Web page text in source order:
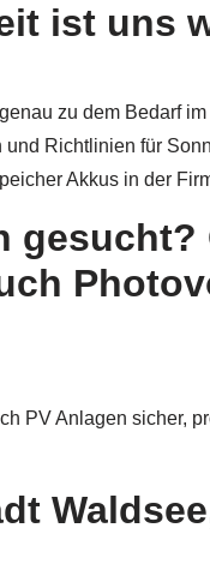
ist uns
zu dem Bedarf
Richtlinien für
Akkus in der
gesucht?
PV Anlagen sicher,